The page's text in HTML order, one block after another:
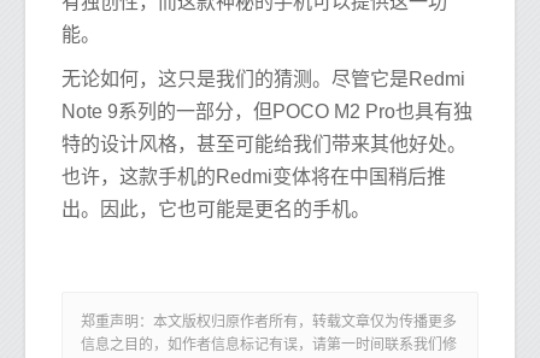
能。
无论如何，这只是我们的猜测。尽管它是Redmi
Note 9系列的一部分，但POCO M2 Pro也具有独
特的设计风格，甚至可能给我们带来其他好处。
也许，这款手机的Redmi变体将在中国稍后推
出。因此，它也可能是更名的手机。
郑重声明：本文版权归原作者所有，转载文章仅为传播更多
信息之目的，如作者信息标记有误，请第一时间联系我们修